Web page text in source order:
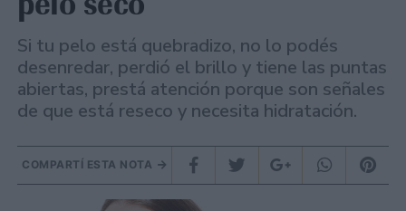
Si tu pelo está quebradizo, no lo podés
desenredar, perdió el brillo y tiene las puntas
abiertas, prestá atención porque son señales
de que está reseco y necesita hidratación.
COMPARTÍ ESTA NOTA